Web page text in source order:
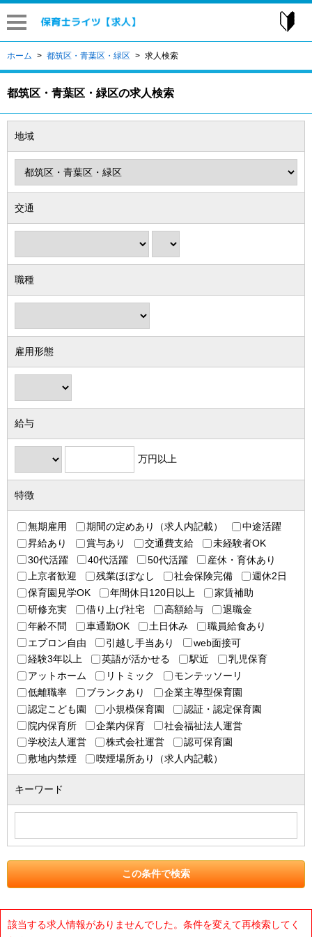
はじ
ホーム 都筑区・青葉区・緑区 求人検索
都筑区・青葉区・緑区の求人検索
地域
交通
職種
雇用形態
給与
万円 以上
特徴
無期雇用 期間の定めあり（求人内記載）
中途活躍
昇給あり
賞与あり 交通費支給
未経験者OK
30代活躍
40代活躍 50代活躍
産休・育休あり
上京者歓迎
残業ほぼなし 社会保険完備
週休2日
保育園見学OK
年間休日120日以上
家賃補助
研修充実
借り上げ社宅 高額給与
退職金
年齢不問
車通勤OK 土日休み
職員給食あり
エプロン自由
引越し手当あり
web面接可
経験3年以上
英語が活かせる 駅近
乳児保育
アットホーム
リトミック
モンテッソーリ
低離職率
ブランクあり
企業主導型保育園
認定こども園
小規模保育園
認証・認定保育園
院内保育所
企業内保育
社会福祉法人運営
学校法人運営
株式会社運営
認可保育園
敷地内禁煙
喫煙場所あり（求人内記載）
キーワード
該当する求人情報がありませんでした。条件を変えて再検索してく